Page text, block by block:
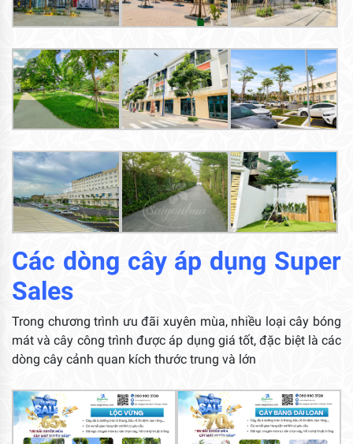
Các dòng cây áp dụng Super
Sales
Trong chương trình ưu đãi xuyên mùa, nhiều loại cây bóng
mát và cây công trình được áp dụng giá tốt, đặc biệt là các
dòng cây cảnh quan kích thước trung và lớn